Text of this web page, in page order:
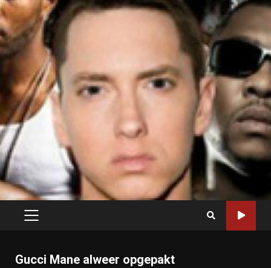
PRIMARY
Gucci Mane alweer opgepakt